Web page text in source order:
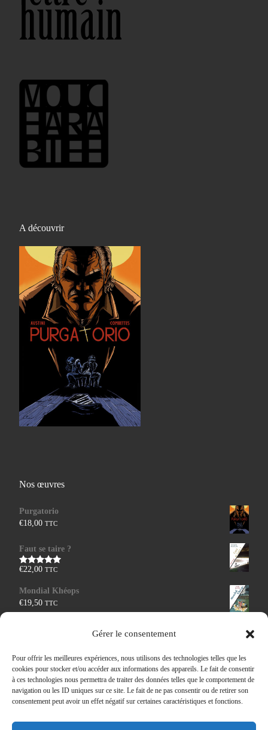
Gérer le consentement
Pour offrir les meilleures expériences, nous utilisons des technologies telles que les
cookies pour stocker et/ou accéder aux informations des appareils. Le fait de consentir
à ces technologies nous permettra de traiter des données telles que le comportement de
navigation ou les ID uniques sur ce site. Le fait de ne pas consentir ou de retirer son
consentement peut avoir un effet négatif sur certaines caractéristiques et fonctions.
A découvrir
Nos œuvres
Purgatorio
€18,00 TTC
Faut se taire ?
Note5.00
€22,00 TTC
Mondial Khéops
€19,50 TTC
L'instant où le ciel se mélange à la terre
Les murs de papier
Note5.00
sur 5
€19,50 TTC